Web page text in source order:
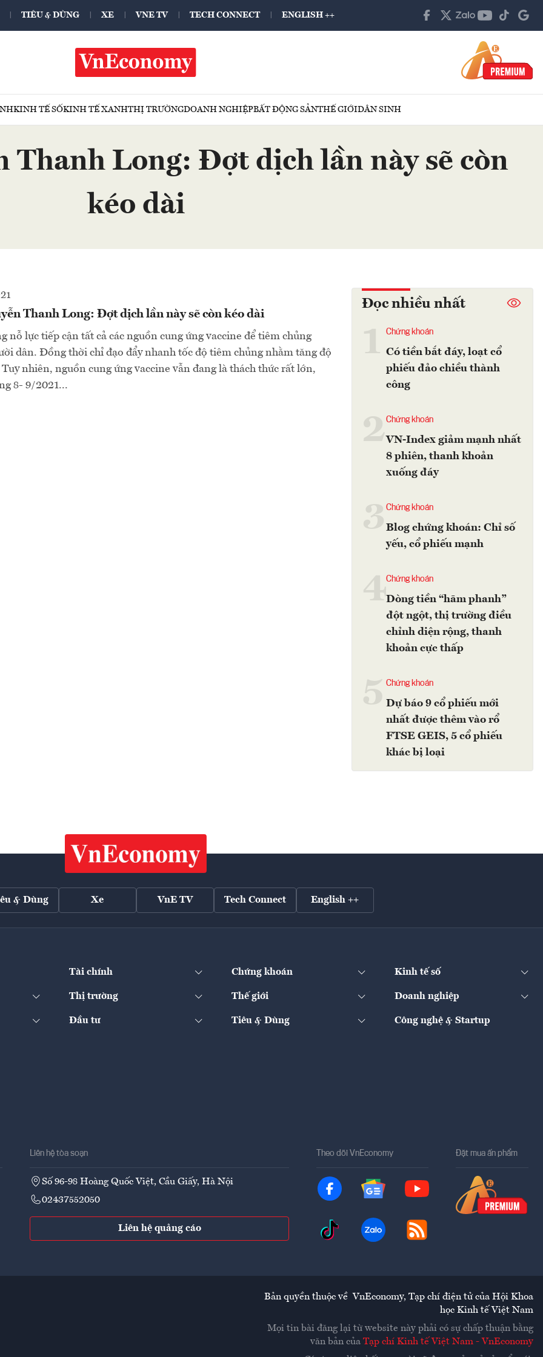
TIÊU & DÙNG XE VNE TV TECH CONNECT ENGLISH ++
KINH TẾ SỐKINH TẾ XANHTHỊ TRƯỜNGDOANH NGHIỆPBẤT ĐỘNG SẢNTHẾ GIỚIDÂN SINH
Thanh Long: Đợt dịch lần này sẽ còn
kéo dài
Thanh Long: Đợt dịch lần này sẽ còn kéo dài
nỗ lực tiếp cận tất cả các nguồn cung ứng vaccine để tiêm chủng
dân. Đồng thời chỉ đạo đẩy nhanh tốc độ tiêm chủng nhằm tăng độ
nhiên, nguồn cung ứng vaccine vẫn đang là thách thức rất lớn,
8- 9/2021...
Đọc nhiều nhất
Chứng khoán
Có tiền bắt đáy, loạt cổ
phiếu đảo chiều thành
công
2Chứng khoán
VN-Index giảm mạnh nhất
8 phiên, thanh khoản
xuống đáy
Chứng khoán
Blog chứng khoán: Chỉ số
yếu, cổ phiếu mạnh
4Chứng khoán
Dòng tiền “hãm phanh”
đột ngột, thị trường điều
chỉnh diện rộng, thanh
khoản cực thấp
Chứng khoán
Dự báo 9 cổ phiếu mới
nhất được thêm vào rổ
FTSE GEIS, 5 cổ phiếu
khác bị loại
& Dùng Xe VnE TV Tech Connect English ++
Tài chính Chứng khoán Kinh tế số
Thị trường Thế giới Doanh nghiệp
Đầu tư Tiêu & Dùng Công nghệ & Startup
Liên hệ tòa soạn
Số 96-98 Hoàng Quốc Việt, Cầu Giấy, Hà Nội
02437552050
Liên hệ quảng cáo
Theo dõi VnEconomy Đặt mua ấn phẩm
Bản quyền thuộc về VnEconomy, Tạp chí điện tử của Hội Khoa
học Kinh tế Việt Nam
Mọi tin bài đăng lại từ website này phải có sự chấp thuận bằng
văn bản của Tạp chí Kinh tế Việt Nam - VnEconomy